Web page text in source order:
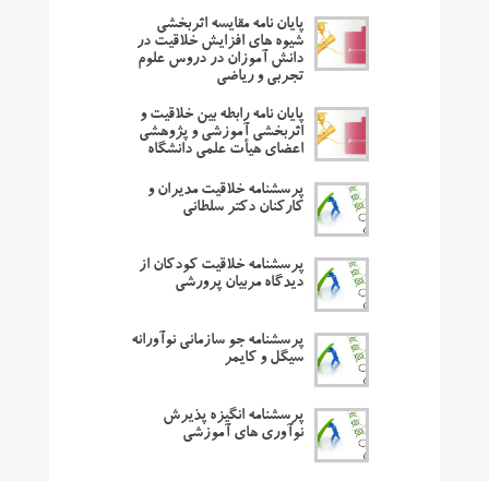
پایان نامه مقایسه اثربخشی
شیوه های افزایش خلاقیت در
دانش آموزان در دروس علوم
تجربی و ریاضی
پایان نامه رابطه بین خلاقیت و
اثربخشی آموزشی و پژوهشی
اعضای هیأت علمی دانشگاه
پرسشنامه خلاقیت مدیران و
کارکنان دکتر سلطانی
پرسشنامه خلاقیت کودکان از
دیدگاه مربیان پرورشی
پرسشنامه جو سازمانی نوآورانه
سیگل و کایمر
پرسشنامه انگیزه پذیرش
نوآوری های آموزشی